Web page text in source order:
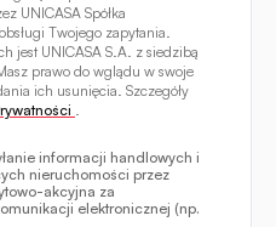
UNICASA Spółka
Twojego zapytania.
jest UNICASA S.A. z siedzibą
prawo do wglądu w swoje
ich usunięcia. Szczegóły
.
informacji handlowych i
nieruchomości przez
akcyjna za
elektronicznej (np.